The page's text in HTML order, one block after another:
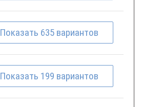
Показать 635 вариантов
Показать 199 вариантов